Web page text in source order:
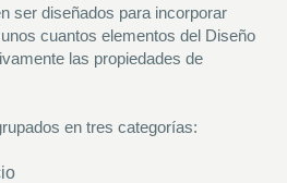
ser diseñados para incorporar
cuantos elementos del Diseño
las propiedades de
en tres categorías: